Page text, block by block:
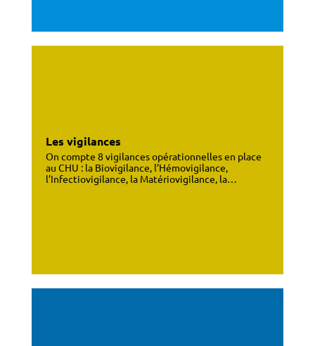
Les vigilances
On compte 8 vigilances opérationnelles en place
au CHU : la Biovigilance, l’Hémovigilance,
l’Infectiovigilance, la Matériovigilance, la…